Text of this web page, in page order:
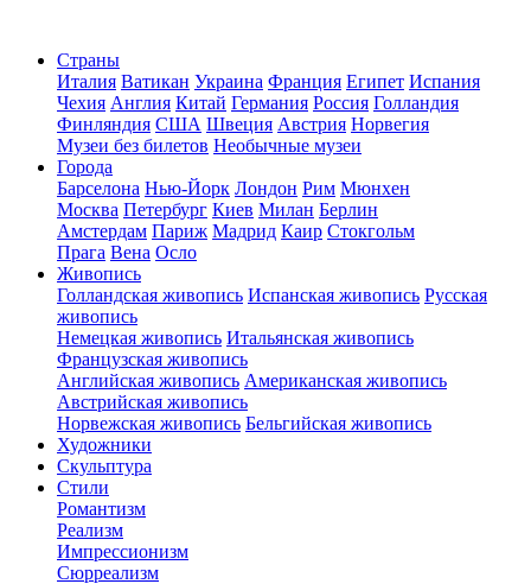
Страны
Италия Ватикан Украина Франция Египет Испания
Чехия Англия Китай Германия Россия Голландия
Финляндия США Швеция Австрия Норвегия
Музеи без билетов Необычные музеи
Города
Барселона Нью-Йорк Лондон Рим Мюнхен
Москва Петербург Киев Милан Берлин
Амстердам Париж Мадрид Каир Стокгольм
Прага Вена Осло
Живопись
Голландская живопись Испанская живопись Русская
живопись
Немецкая живопись Итальянская живопись
Французская живопись
Английская живопись Американская живопись
Австрийская живопись
Норвежская живопись Бельгийская живопись
Художники
Скульптура
Стили
Романтизм
Реализм
Импрессионизм
Сюрреализм